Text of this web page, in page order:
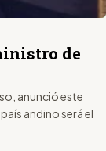
de
anunció este
andino será el